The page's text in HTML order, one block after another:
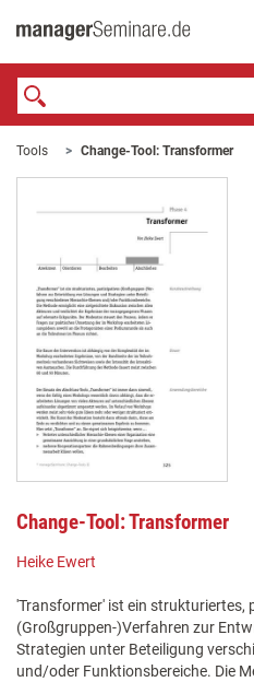
Tools Change-Tool: Transformer
Change-Tool: Transformer
Heike Ewert
'Transformer' ist ein strukturiertes,
(Großgruppen-)Verfahren zur
Strategien unter Beteiligung
und/oder Funktionsbereiche. Die